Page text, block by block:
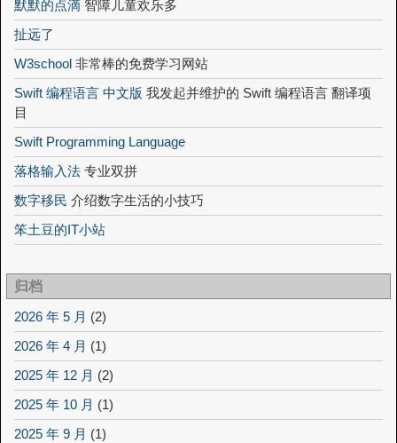
默默的点滴 智障儿童欢乐多
扯远了
W3school 非常棒的免费学习网站
Swift 编程语言 中文版 我发起并维护的 Swift 编程语言 翻译项
目
Swift Programming Language
落格输入法 专业双拼
数字移民 介绍数字生活的小技巧
笨土豆的IT小站
归档
2026 年 5 月 (2)
2026 年 4 月 (1)
2025 年 12 月 (2)
2025 年 10 月 (1)
2025 年 9 月 (1)